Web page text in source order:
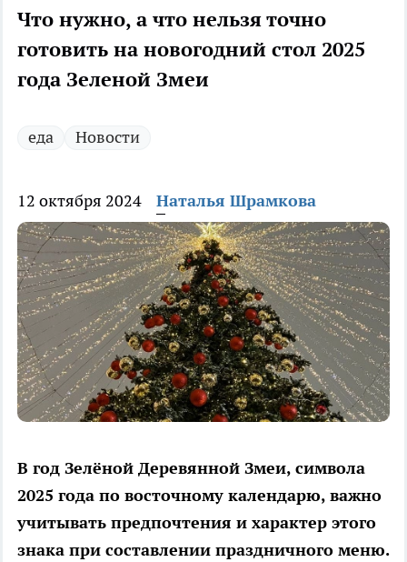
Что нужно, а что нельзя точно
готовить на новогодний стол 2025
года Зеленой Змеи
еда Новости
12 октября 2024 Наталья Шрамкова
В год Зелёной Деревянной Змеи, символа
2025 года по восточному календарю, важно
учитывать предпочтения и характер этого
знака при составлении праздничного меню.